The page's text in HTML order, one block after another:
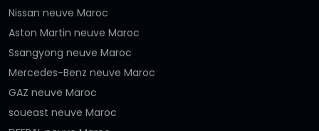
Nissan neuve Maroc
Aston Martin neuve Maroc
Ssangyong neuve Maroc
Mercedes-Benz neuve Maroc
GAZ neuve Maroc
soueast neuve Maroc